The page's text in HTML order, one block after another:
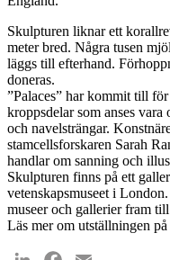
Skulpturen liknar ett
meter bred. Några tusen
läggs till efterhand.
doneras.
”Palaces” har kommit till
kroppsdelar som anses
och navelsträngar.
stamcellsforskaren Sarah
handlar om sanning och
Skulpturen finns på ett
vetenskapsmuseet i
museer och gallerier fram
Läs mer om utställningen på